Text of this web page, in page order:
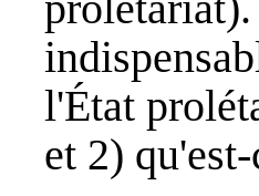
l'État
et 2)